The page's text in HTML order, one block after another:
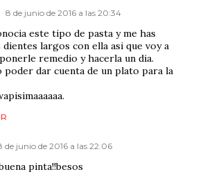
8 de junio de 2016 a las 20:34
este tipo de pasta y me has
largos con ella asi que voy a
remedio y hacerla un dia.
poder dar cuenta de un plato para la
de junio de 2016 a las 22:06
pinta!!besos